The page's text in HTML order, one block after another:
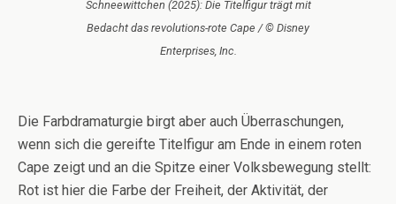
Schneewittchen (2025): Die Titelfigur trägt mit
Bedacht das revolutions-rote Cape / © Disney
Enterprises, Inc.
Die Farbdramaturgie birgt aber auch Überraschungen,
wenn sich die gereifte Titelfigur am Ende in einem roten
Cape zeigt und an die Spitze einer Volksbewegung stellt:
Rot ist hier die Farbe der Freiheit, der Aktivität, der